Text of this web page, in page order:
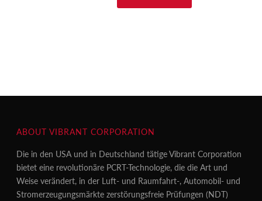
ABOUT VIBRANT CORPORATION
Die in den USA und in Deutschland tätige Vibrant Corporation
bietet eine revolutionäre PCRT-Technologie, die die Art und
Weise verändert, in der Luft- und Raumfahrt-, Automobil- und
Stromerzeugungsmärkte zerstörungsfreie Prüfungen (NDT)